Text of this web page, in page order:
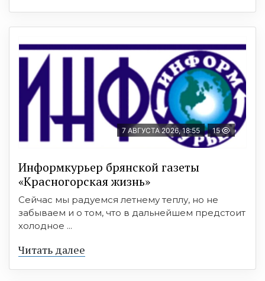
7 АВГУСТА 2026, 18:55 15
Информкурьер брянской газеты
«Красногорская жизнь»
Сейчас мы радуемся летнему теплу, но не
забываем и о том, что в дальнейшем предстоит
холодное ...
Читать далее